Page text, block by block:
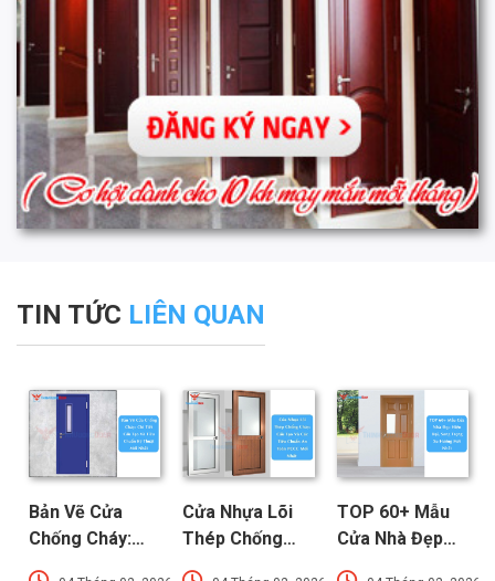
TIN TỨC LIÊN QUAN
Bản Vẽ Cửa
Chống Cháy:
Chi Tiết Cấu
Cửa Nhựa Lõi
Thép Chống
Cháy: Cấu Tạo
TOP 60+ Mẫu
Cửa Nhà Đẹp
Hiện Đại, Sang